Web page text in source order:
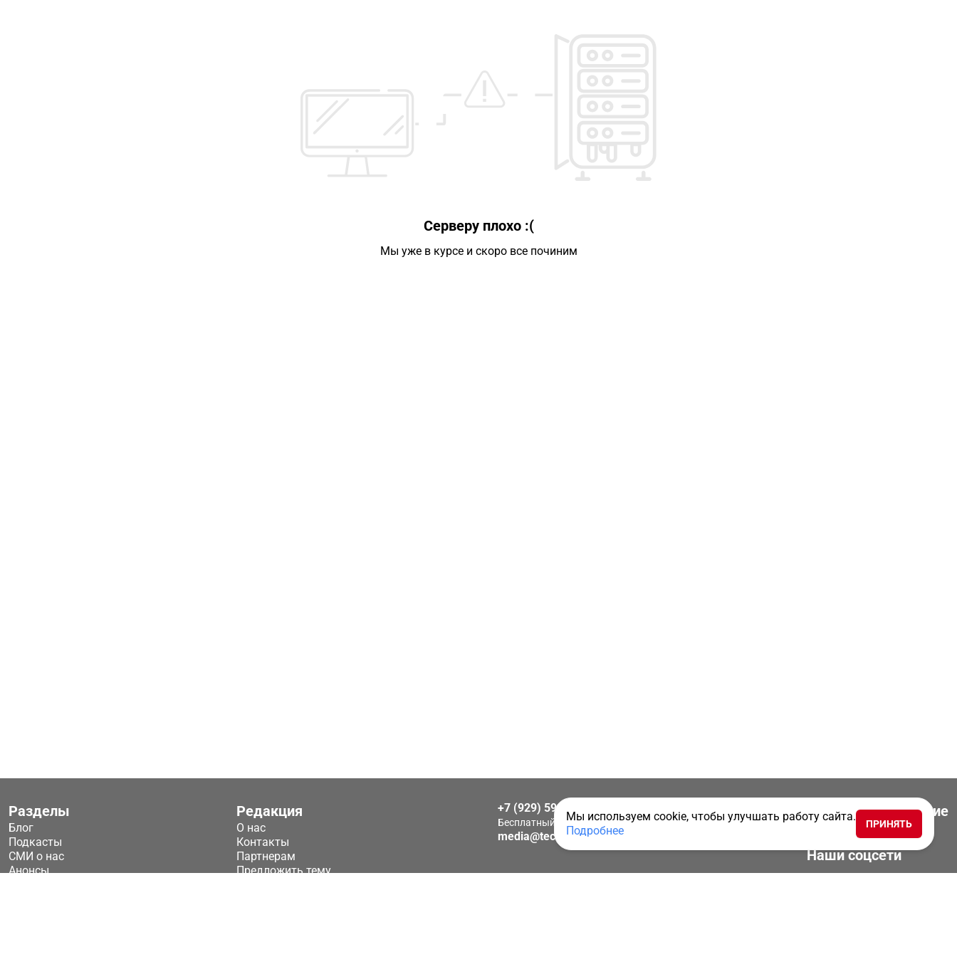
Серверу плохо :(
Мы уже в курсе и скоро все починим
Разделы
Блог
Подкасты
СМИ о нас
Анонсы
Редакция
О нас
Контакты
Партнерам
Предложить тему
+7 (929) 592-25-15
Бесплатный звонок по России
media@techkeys.ru
Скачать приложение
ТК Новости
Наши соцсети
Мы используем cookie, чтобы улучшать работу сайта.
Подробнее
ПРИНЯТЬ